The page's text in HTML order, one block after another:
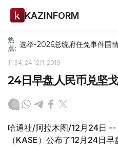
KAZINFORM
热
点: 选举-2026总统府任免事件国
11:34, 24 12月 2019
24日早盘人民币兑坚
哈通社/阿拉木图/12月24日
（KASE）公布了12月24日